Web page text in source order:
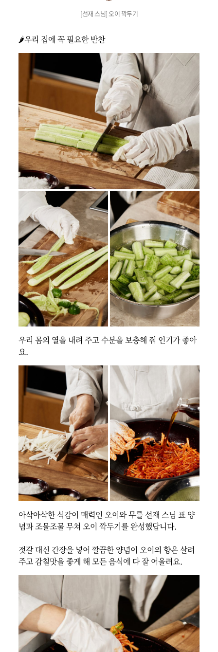
[선재 스님] 오이 깍두기
🌶우리 집에 꼭 필요한 반찬
우리 몸의 열을 내려 주고 수분을 보충해 줘 인기가 좋아
요.
아삭아삭한 식감이 매력인 오이와 무를 선재 스님 표 양
념과 조물조물 무쳐 오이 깍두기를 완성했답니다.
젓갈 대신 간장을 넣어 깔끔한 양념이 오이의 향은 살려
주고 감칠맛을 좋게 해 모든 음식에 다 잘 어울려요.